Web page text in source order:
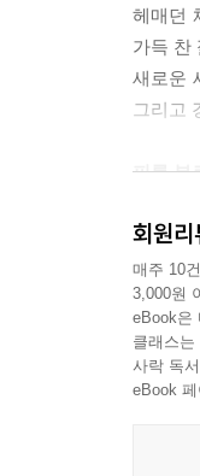
헤매던
가득 찬
새로운
그리고
피를 부
《뿌리
이면에
주인공
오랜
백성들
이익에
회원리
매주 10
3,000원
eBook은
클래스
사락 독
eBook